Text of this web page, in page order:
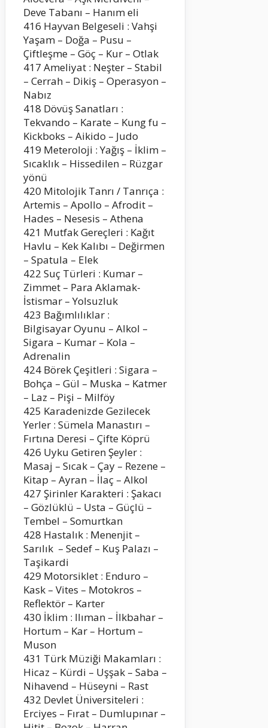
Deve Tabanı – Hanım eli
416 Hayvan Belgeseli : Vahşi
Yaşam – Doğa – Pusu –
Çiftleşme – Göç – Kur – Otlak
417 Ameliyat : Neşter – Stabil
– Cerrah – Dikiş – Operasyon –
Nabız
418 Dövüş Sanatları :
Tekvando – Karate – Kung fu –
Kickboks – Aikido – Judo
419 Meteroloji : Yağış – İklim –
Sıcaklık – Hissedilen – Rüzgar
yönü
420 Mitolojik Tanrı / Tanrıça :
Artemis – Apollo – Afrodit –
Hades – Nesesis – Athena
421 Mutfak Gereçleri : Kağıt
Havlu – Kek Kalıbı – Değirmen
– Spatula – Elek
422 Suç Türleri : Kumar –
Zimmet – Para Aklamak-
İstismar – Yolsuzluk
423 Bağımlılıklar :
Bilgisayar Oyunu – Alkol –
Sigara – Kumar – Kola –
Adrenalin
424 Börek Çeşitleri : Sigara –
Bohça – Gül – Muska – Katmer
– Laz – Pişi – Milföy
425 Karadenizde Gezilecek
Yerler : Sümela Manastırı –
Fırtına Deresi – Çifte Köprü
426 Uyku Getiren Şeyler :
Masaj – Sıcak – Çay – Rezene –
Kitap – Ayran – İlaç – Alkol
427 Şirinler Karakteri : Şakacı
– Gözlüklü – Usta – Güçlü –
Tembel – Somurtkan
428 Hastalık : Menenjit –
Sarılık – Sedef – Kuş Palazı –
Taşikardi
429 Motorsiklet : Enduro –
Kask – Vites – Motokros –
Reflektör – Karter
430 İklim : Ilıman – İlkbahar –
Hortum – Kar – Hortum –
Muson
431 Türk Müziği Makamları :
Hicaz – Kürdi – Uşşak – Saba –
Nihavend – Hüseyni – Rast
432 Devlet Üniversiteleri :
Erciyes – Fırat – Dumlupınar –